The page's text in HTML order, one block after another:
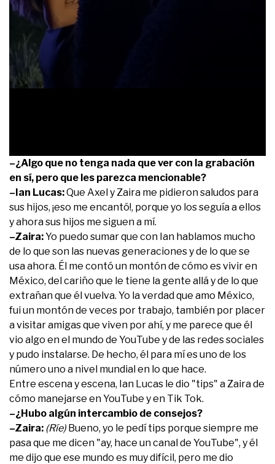
0
seconds
of
14
seconds
–¿Algo que no tenga nada que ver con la grabación
en sí, pero que les parezca mencionable?
–Ian Lucas:Que Axel y Zaira me pidieron saludos para
sus hijos, ¡eso me encantó!, porque yo los seguía a ellos
y ahora sus hijos me siguen a mí.
–Zaira:Yo puedo sumar que con Ian hablamos mucho
de lo que son las nuevas generaciones y de lo que se
usa ahora. Él me contó un montón de cómo es vivir en
México, del cariño que le tiene la gente allá y de lo que
extrañan que él vuelva. Yo la verdad que amo México,
fui un montón de veces por trabajo, también por placer
a visitar amigas que viven por ahí, y me parece que él
vio algo en el mundo de YouTube y de las redes sociales
y pudo instalarse. De hecho, él para mí es uno de los
número uno a nivel mundial en lo que hace.
Entre escena y escena, Ian Lucas le dio "tips" a Zaira de
cómo manejarse en YouTube y en Tik Tok.
–¿Hubo algún intercambio de consejos?
–Zaira: (Ríe) Bueno, yo le pedí tips porque siempre me
pasa que me dicen "ay, hace un canal de YouTube", y él
me dijo que ese mundo es muy difícil, pero me dio